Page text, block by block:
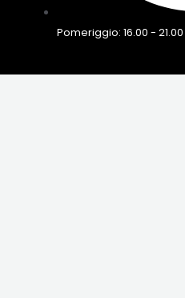
Pomeriggio: 16.00 - 21.00